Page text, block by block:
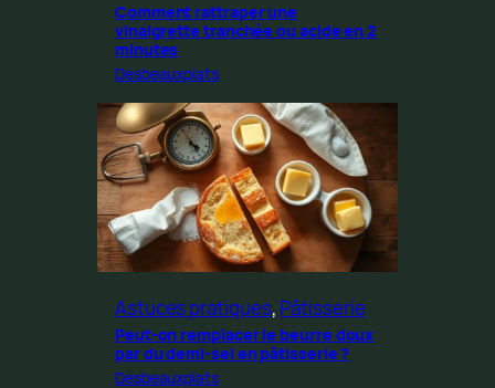
Comment rattraper une
vinaigrette tranchée ou acide en 2
minutes
Desbeauxplats
Astuces pratiques, Pâtisserie
Peut-on remplacer le beurre doux
par du demi-sel en pâtisserie ?
Desbeauxplats